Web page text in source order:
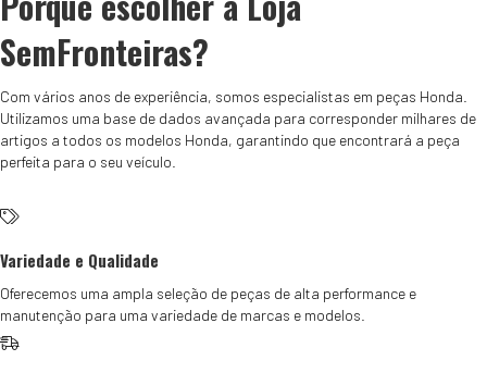
SemFronteiras?
Com vários anos de experiência, somos especialistas em peças Honda.
Utilizamos uma base de dados avançada para corresponder milhares de
artigos a todos os modelos Honda, garantindo que encontrará a peça
perfeita para o seu veículo.
Variedade e Qualidade
Oferecemos uma ampla seleção de peças de alta performance e
manutenção para uma variedade de marcas e modelos.